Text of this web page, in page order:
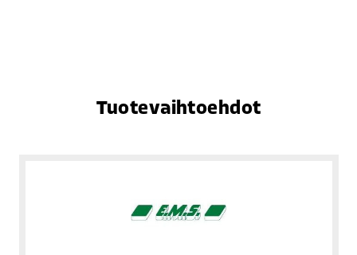
Tuotevaihtoehdot